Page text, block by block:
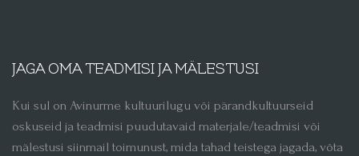
JAGA OMA TEADMISI JA MÄLESTUSI
Kui sul on Avinurme kultuurilugu või pärandkultuurseid
oskuseid ja teadmisi puudutavaid materjale/teadmisi või
mälestusi siinmail toimunust, mida tahad teistega jagada, võta